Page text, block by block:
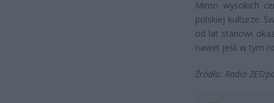
Mimo wysokich
polskiej kulturze.
od lat stanowi
nawet jeśli w tym
Źródło: Radio ZET/